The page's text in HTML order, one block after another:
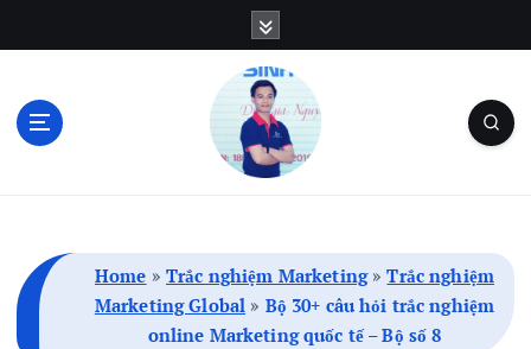
Home »Trắc nghiệm Marketing»Trắc nghiệm
Marketing Global » Bộ 30+ câu hỏi trắc nghiệm
online Marketing quốc tế – Bộ số 8